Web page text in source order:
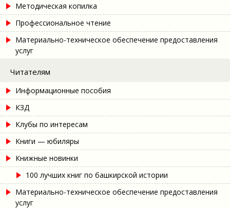
Методическая копилка
Профессиональное чтение
Материально-техническое обеспечение предоставления
услуг
Читателям
Информационные пособия
КЗД
Клубы по интересам
Книги — юбиляры
Книжные новинки
100 лучших книг по башкирской истории
Материально-техническое обеспечение предоставления
услуг